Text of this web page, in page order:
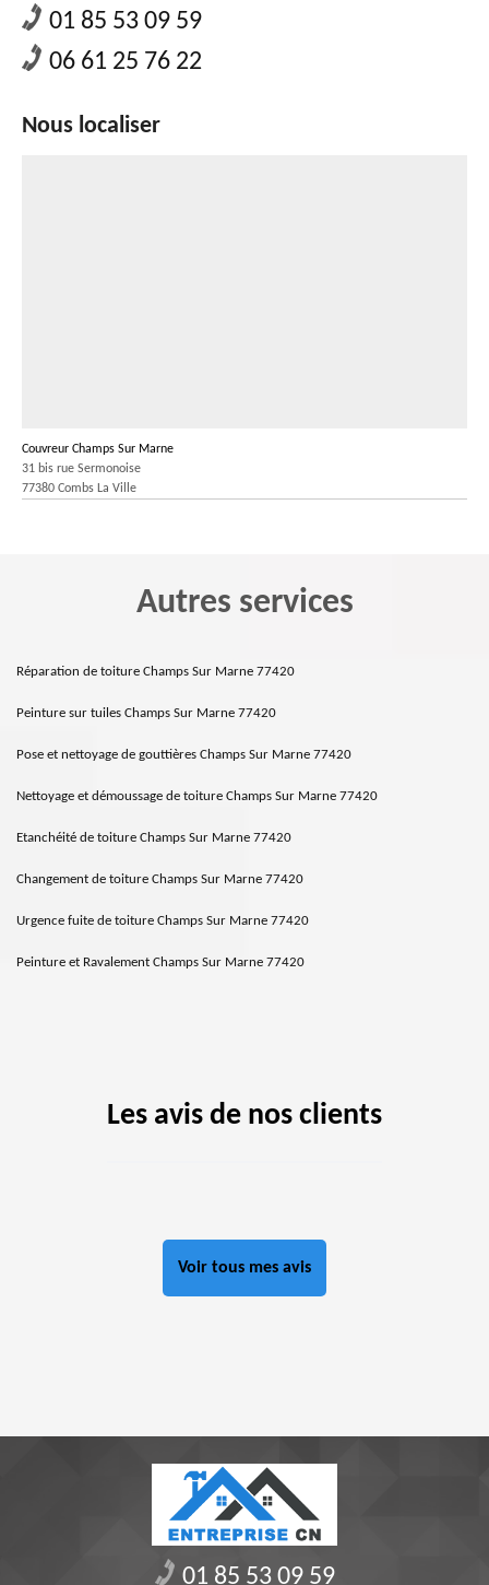
01 85 53 09 59
06 61 25 76 22
Nous localiser
Couvreur Champs Sur Marne
31 bis rue Sermonoise
77380 Combs La Ville
Autres services
Réparation de toiture Champs Sur Marne 77420
Peinture sur tuiles Champs Sur Marne 77420
Pose et nettoyage de gouttières Champs Sur Marne 77420
Nettoyage et démoussage de toiture Champs Sur Marne 77420
Etanchéité de toiture Champs Sur Marne 77420
Changement de toiture Champs Sur Marne 77420
Urgence fuite de toiture Champs Sur Marne 77420
Peinture et Ravalement Champs Sur Marne 77420
Les avis de nos clients
Voir tous mes avis
01 85 53 09 59